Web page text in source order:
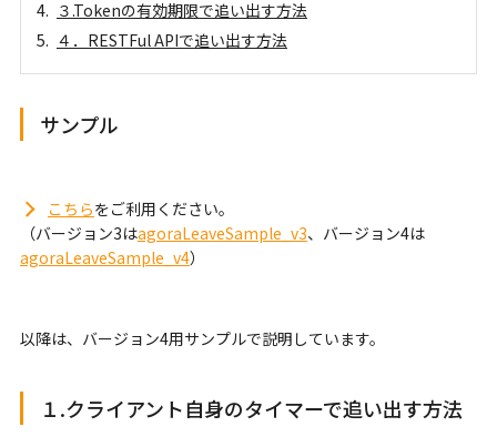
３.Tokenの有効期限で追い出す方法
４．RESTFul APIで追い出す方法
サンプル
こちらをご利用ください。
（バージョン3はagoraLeaveSample_v3、バージョン4は
agoraLeaveSample_v4）
以降は、バージョン4用サンプルで説明しています。
１.クライアント自身のタイマーで追い出す方法